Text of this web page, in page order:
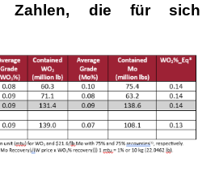
Zahlen, die für sich